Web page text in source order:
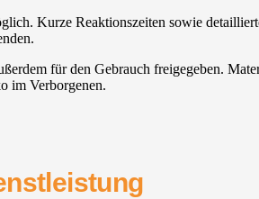
Kurze Reaktionszeiten sowie
für den Gebrauch freigegeben.
im Verborgenen.